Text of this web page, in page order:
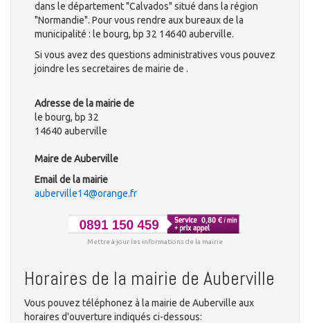
dans le département "Calvados" situé dans la région
"Normandie". Pour vous rendre aux bureaux de la
municipalité : le bourg, bp 32 14640 auberville.
Si vous avez des questions administratives vous pouvez
joindre les secretaires de mairie de .
Adresse de la mairie de
le bourg, bp 32
14640 auberville
Maire de Auberville
Email de la mairie
auberville14@orange.fr
Mettre à jour les informations de la mairie
Horaires de la mairie de Auberville
Vous pouvez téléphonez à la mairie de Auberville aux
horaires d'ouverture indiqués ci-dessous: